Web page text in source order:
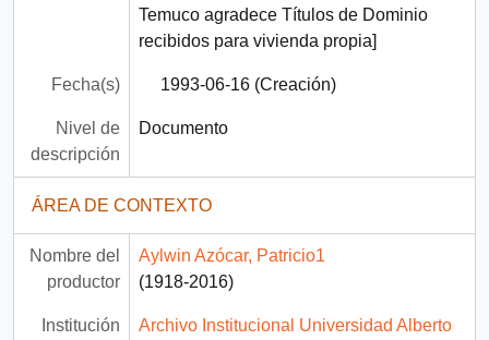
Temuco agradece Títulos de Dominio
recibidos para vivienda propia]
Fecha(s) 1993-06-16 (Creación)
Nivel de
descripción
Documento
ÁREA DE CONTEXTO
Nombre del
productor
Aylwin Azócar, Patricio1
(1918-2016)
Institución Archivo Institucional Universidad Alberto